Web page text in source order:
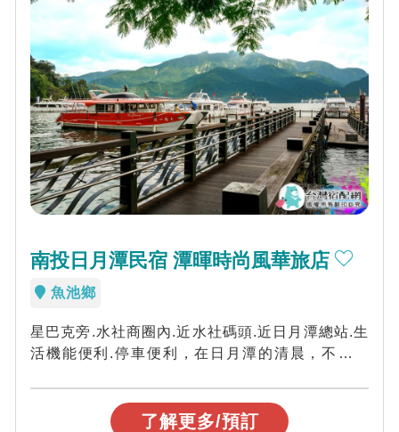
南投日月潭民宿 潭暉時尚風華旅店
魚池鄉
星巴克旁.水社商圈內.近水社碼頭.近日月潭總站.生
活機能便利.停車便利，在日月潭的清晨，不會賴
了解更多/預訂